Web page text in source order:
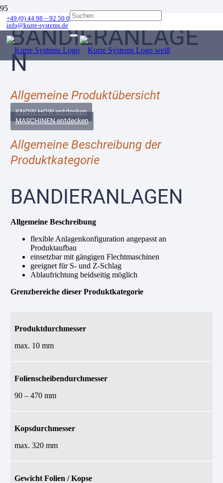
+49 (0) 44 98 – 92 50 0
info@kurre-systems.de
BANDIERANLAGE
N
Allgemeine Produktübersicht
KNOW-HOW entdecken
MASCHINEN entdecken
Allgemeine Beschreibung der
Produktkategorie
BANDIERANLAGEN
Allgemeine Beschreibung
flexible Anlagenkonfiguration angepasst an
Produktaufbau
einsetzbar mit gängigen Flechtmaschinen
geeignet für S- und Z-Schlag
Ablaufrichtung beidseitig möglich
Grenzbereiche dieser Produktkategorie
Produktdurchmesser
max. 10 mm
Folienscheibendurchmesser
90 – 470 mm
Kopsdurchmesser
max. 320 mm
Gewicht Folien / Kopse